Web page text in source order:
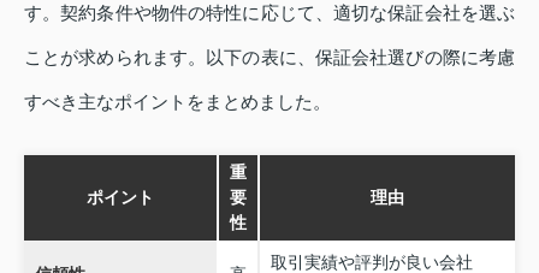
す。契約条件や物件の特性に応じて、適切な保証会社を選ぶ
ことが求められます。以下の表に、保証会社選びの際に考慮
すべき主なポイントをまとめました。
ポイント
重
要
性
理由
取引実績や評判が良い会社